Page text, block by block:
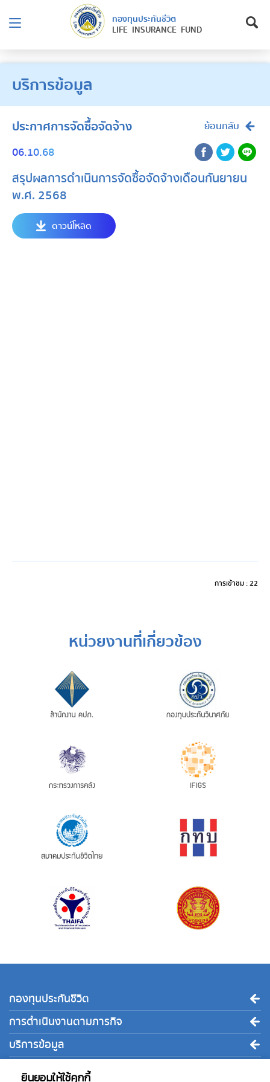
กองทุนประกันชีวิต
LIFE INSURANCE FUND
บริการข้อมูล
ประกาศการจัดซื้อจัดจ้าง ย้อนกลับ
06.10.68
สรุปผลการดำเนินการจัดซื้อจัดจ้างเดือนกันยายน
พ.ศ. 2568
ดาวน์โหลด
การเข้าชม : 22
หน่วยงานที่เกี่ยวข้อง
ยินยอมให้ใช้คุกกี้
กองทุนประกันชีวิต
การดำเนินงานตามภารกิจ
บริการข้อมูล